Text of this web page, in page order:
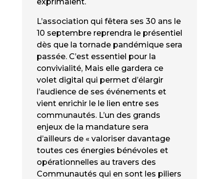
L’association qui fêtera ses 30 ans le
10 septembre reprendra le présentiel
dès que la tornade pandémique sera
passée. C’est essentiel pour la
convivialité, Mais elle gardera ce
volet digital qui permet d’élargir
l’audience de ses événements et
vient enrichir le le lien entre ses
communautés. L’un des grands
enjeux de la mandature sera
d’ailleurs de « valoriser davantage
toutes ces énergies bénévoles et
opérationnelles au travers des
Communautés qui en sont les piliers